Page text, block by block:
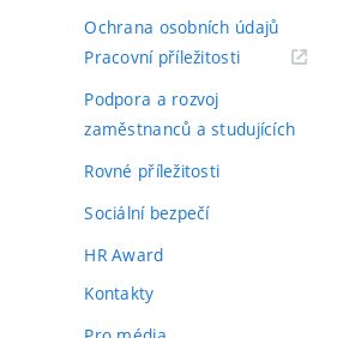
Ochrana osobních údajů
Pracovní příležitosti(externí
Podpora a rozvoj
zaměstnanců a studujících
Rovné příležitosti
Sociální bezpečí
HR Award
Kontakty